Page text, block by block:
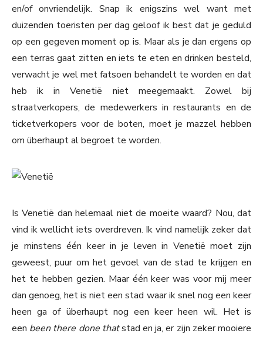
en/of onvriendelijk. Snap ik enigszins wel want met
duizenden toeristen per dag geloof ik best dat je geduld
op een gegeven moment op is. Maar als je dan ergens op
een terras gaat zitten en iets te eten en drinken besteld,
verwacht je wel met fatsoen behandelt te worden en dat
heb ik in Venetië niet meegemaakt. Zowel bij
straatverkopers, de medewerkers in restaurants en de
ticketverkopers voor de boten, moet je mazzel hebben
om überhaupt al begroet te worden.
Is Venetië dan helemaal niet de moeite waard? Nou, dat
vind ik wellicht iets overdreven. Ik vind namelijk zeker dat
je minstens één keer in je leven in Venetië moet zijn
geweest, puur om het gevoel van de stad te krijgen en
het te hebben gezien. Maar één keer was voor mij meer
dan genoeg, het is niet een stad waar ik snel nog een keer
heen ga of überhaupt nog een keer heen wil. Het is
een been there done thatstad en ja, er zijn zeker mooiere